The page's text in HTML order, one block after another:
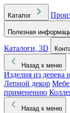
Каталог
Полезная
Каталоги, 3D
Назад к меню
Изделия из
Лепной декор
применению
Назад к меню